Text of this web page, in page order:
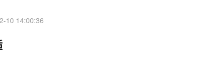
10 14:00:36